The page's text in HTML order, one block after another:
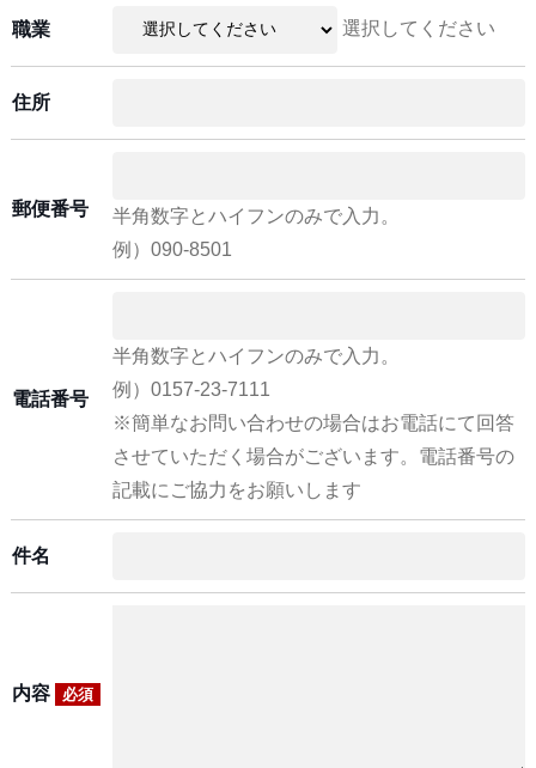
職業 選択してください
住所
郵便番号
半角数字とハイフンのみで入力。
例）090-8501
電話番号
半角数字とハイフンのみで入力。
例）0157-23-7111
※簡単なお問い合わせの場合はお電話にて回答
させていただく場合がございます。電話番号の
記載にご協力をお願いします
件名
内容 必須